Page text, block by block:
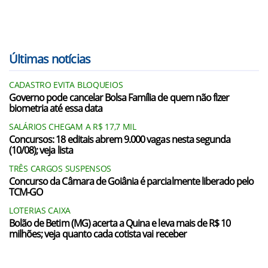
Últimas notícias
CADASTRO EVITA BLOQUEIOS
Governo pode cancelar Bolsa Família de quem não fizer
biometria até essa data
SALÁRIOS CHEGAM A R$ 17,7 MIL
Concursos: 18 editais abrem 9.000 vagas nesta segunda
(10/08); veja lista
TRÊS CARGOS SUSPENSOS
Concurso da Câmara de Goiânia é parcialmente liberado pelo
TCM-GO
LOTERIAS CAIXA
Bolão de Betim (MG) acerta a Quina e leva mais de R$ 10
milhões; veja quanto cada cotista vai receber